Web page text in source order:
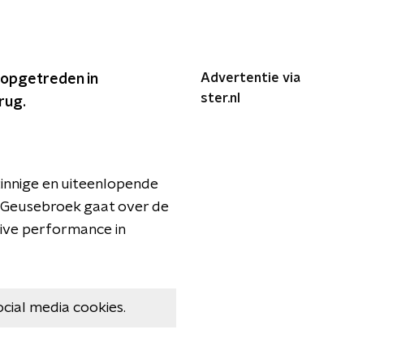
opgetreden in
en uiteenlopende
gaat over de
performance in
media cookies.
Advertentie via
ster.nl